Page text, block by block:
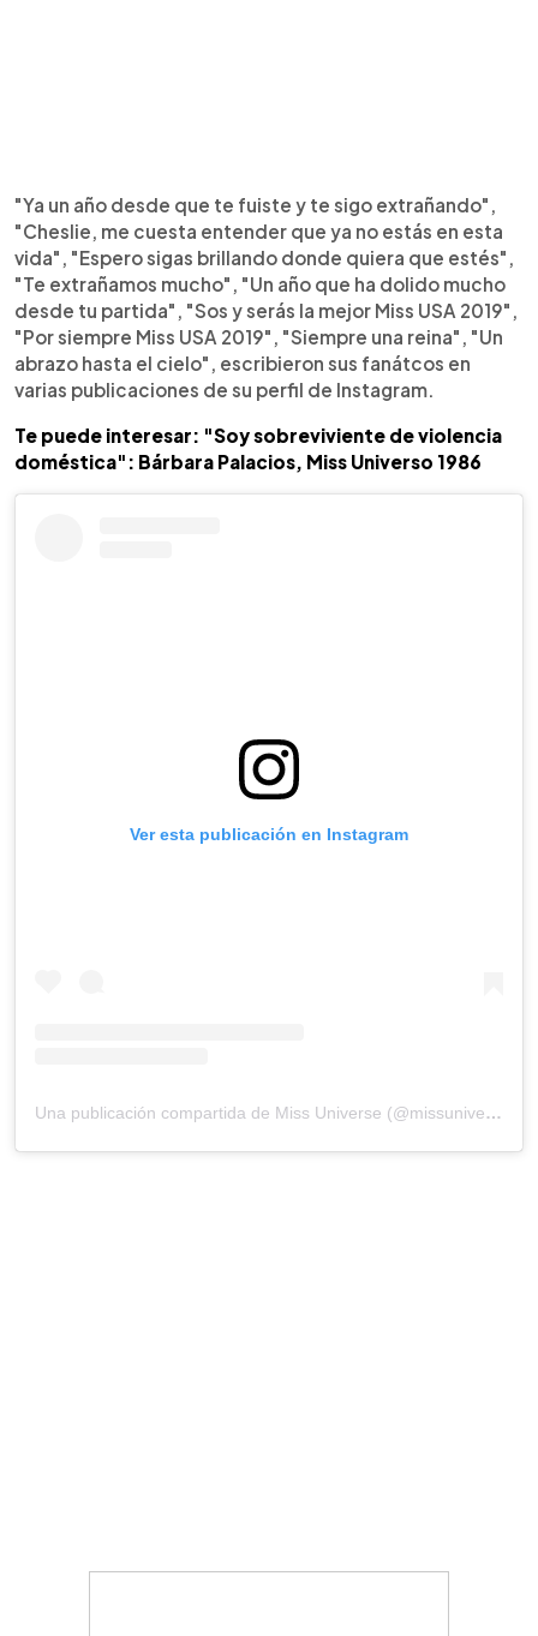
"Ya un año desde que te fuiste y te sigo extrañando",
"Cheslie, me cuesta entender que ya no estás en esta
vida", "Espero sigas brillando donde quiera que estés",
"Te extrañamos mucho", "Un año que ha dolido mucho
desde tu partida", "Sos y serás la mejor Miss USA 2019",
"Por siempre Miss USA 2019", "Siempre una reina", "Un
abrazo hasta el cielo", escribieron sus fanátcos en
varias publicaciones de su perfil de Instagram.
Te puede interesar: "Soy sobreviviente de violencia
doméstica": Bárbara Palacios, Miss Universo 1986
Ver esta publicación en Instagram
Una publicación compartida de Miss Universe (@missuniverse)